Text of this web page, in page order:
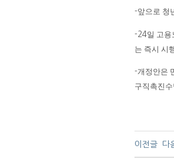
-앞으로 청
-24일 고
는 즉시 시
-개정안은
구직촉진
이전글 다